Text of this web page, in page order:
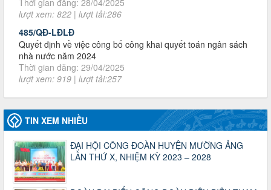
485/QĐ-LĐLĐ
Quyết định về việc công bố công khai quyết toán ngân sách
nhà nước năm 2024
Thời gian đăng: 29/04/2025
lượt xem: 919 | lượt tải:257
2930/TLĐ-TC
Công văn số 2930/TLĐ-TC, ngày 31/12/2024 của Tổng
LĐLĐ Việt Nam về việc quy định tỷ lệ phân phối tự động
KPCĐ 2% qua tài khoản Công đoàn Việt Nam về các cấp
Công đoàn năm 2025
Thời gian đăng: 06/01/2025
lượt xem: 1067 | lượt tải:438
47-TTCĐ/BTGTU
Thông tin chuyên đề: Một số nôi dung về sắp xếp tổ chức bộ
máy của hệ thống chính trị tinh gọn, hoạt động hiệu lực, hiệu
TIN XEM NHIỀU
ĐẠI HỘI CÔNG ĐOÀN HUYỆN MƯỜNG ẢNG
LẦN THỨ X, NHIỆM KỲ 2023 – 2028